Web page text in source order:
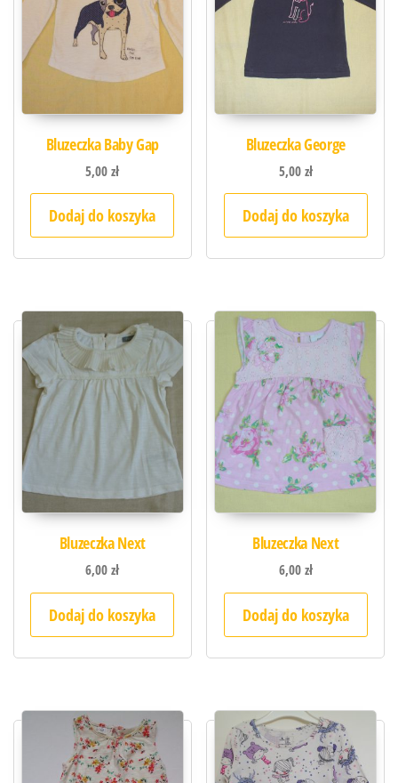
Bluzeczka Baby Gap
5,00zł
Dodaj do koszyka
Bluzeczka George
5,00zł
Dodaj do koszyka
Bluzeczka Next
6,00zł
Dodaj do koszyka
Bluzeczka Next
6,00zł
Dodaj do koszyka